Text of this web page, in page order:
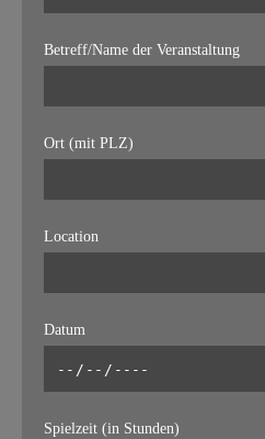
Betreff/Name der Veranstaltung
Ort (mit PLZ)
Location
Datum
Spielzeit (in Stunden)